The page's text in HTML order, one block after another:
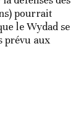
pourrait
le Wydad se
prévu aux